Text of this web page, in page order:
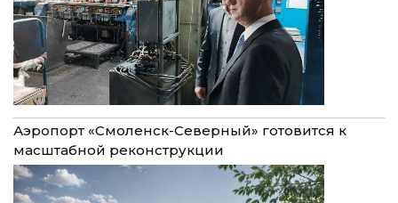
Аэропорт «Смоленск-Северный» готовится к
масштабной реконструкции